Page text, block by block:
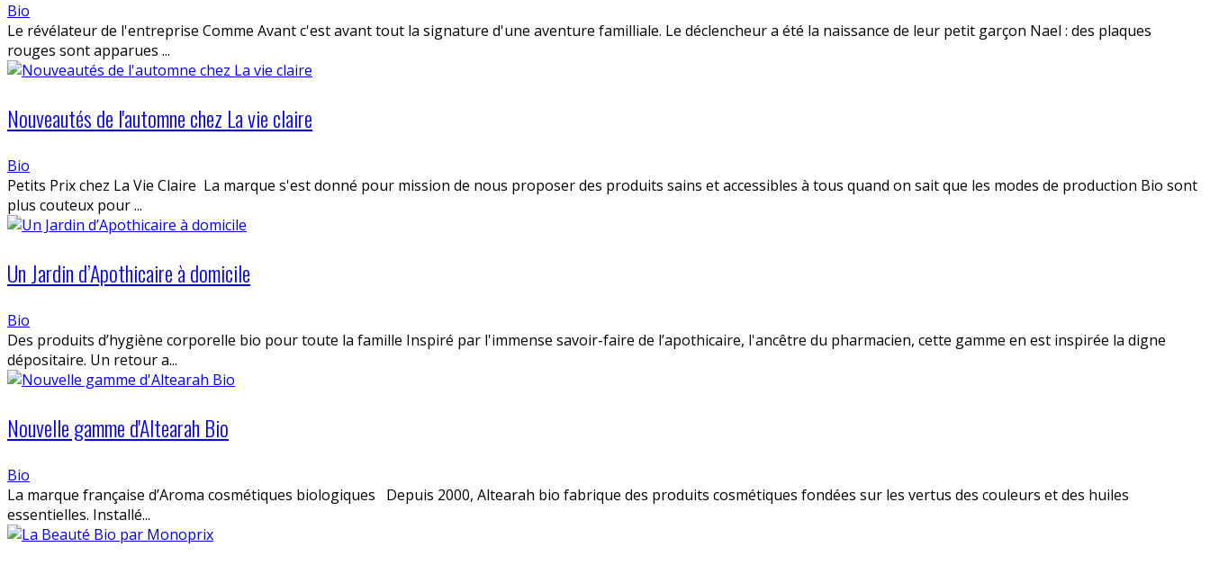
Bio
Le révélateur de l'entreprise Comme Avant c'est avant tout la signature d'une aventure familliale. Le déclencheur a été la naissance de leur petit garçon Nael : des plaques
rouges sont apparues ...
Nouveautés de l'automne chez La vie claire
Bio
Petits Prix chez La Vie Claire La marque s'est donné pour mission de nous proposer des produits sains et accessibles à tous quand on sait que les modes de production Bio sont
plus couteux pour ...
Un Jardin d’Apothicaire à domicile
Bio
Des produits d’hygiène corporelle bio pour toute la famille Inspiré par l'immense savoir-faire de l’apothicaire, l'ancêtre du pharmacien, cette gamme en est inspirée la digne
dépositaire. Un retour a...
Nouvelle gamme d'Altearah Bio
Bio
La marque française d’Aroma cosmétiques biologiques Depuis 2000, Altearah bio fabrique des produits cosmétiques fondées sur les vertus des couleurs et des huiles
essentielles. Installé...